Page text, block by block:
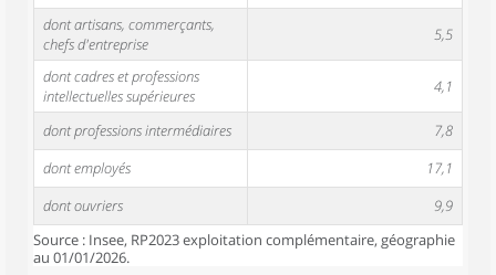
dont artisans, commerçants,
chefs d'entreprise
5,5
dont cadres et professions
intellectuelles supérieures
4,1
dont professions intermédiaires
7,8
dont employés
17,1
dont ouvriers
9,9
Source : Insee, RP2023 exploitation complémentaire, géographie
au 01/01/2026.